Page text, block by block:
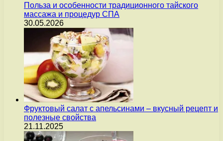
Польза и особенности традиционного тайского
массажа и процедур СПА
30.05.2026
Фруктовый салат с апельсинами – вкусный рецепт и
полезные свойства
21.11.2025